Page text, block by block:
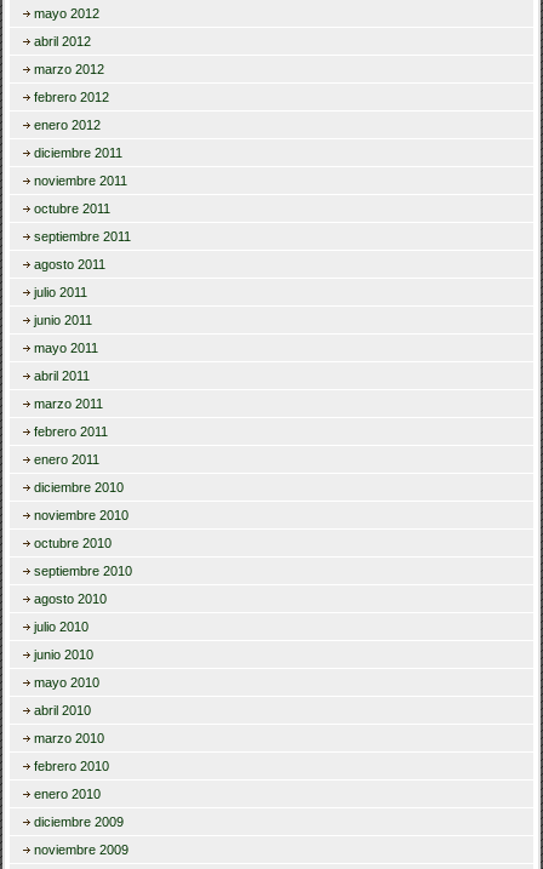
mayo 2012
abril 2012
marzo 2012
febrero 2012
enero 2012
diciembre 2011
noviembre 2011
octubre 2011
septiembre 2011
agosto 2011
julio 2011
junio 2011
mayo 2011
abril 2011
marzo 2011
febrero 2011
enero 2011
diciembre 2010
noviembre 2010
octubre 2010
septiembre 2010
agosto 2010
julio 2010
junio 2010
mayo 2010
abril 2010
marzo 2010
febrero 2010
enero 2010
diciembre 2009
noviembre 2009